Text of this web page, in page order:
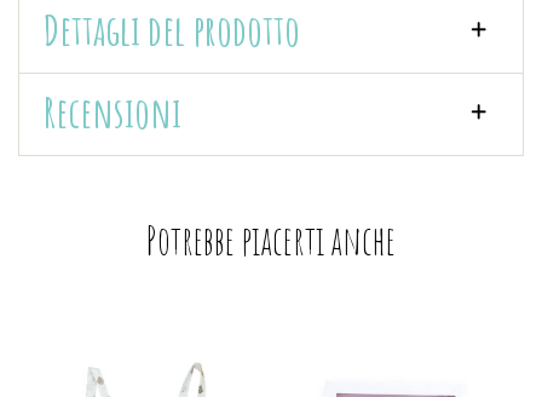
Dettagli del prodotto
Recensioni
Potrebbe piacerti anche